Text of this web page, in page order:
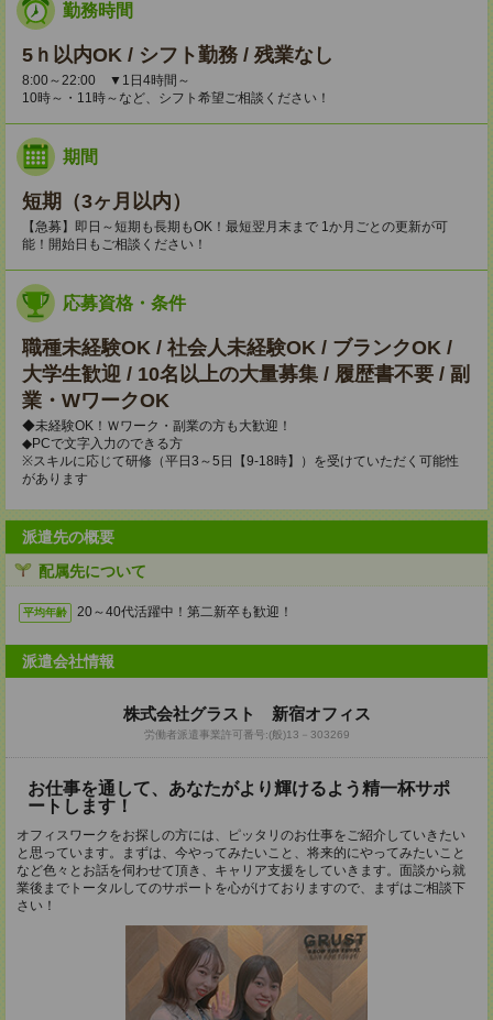
勤務時間
5ｈ以内OK / シフト勤務 / 残業なし
8:00～22:00 ▼1日4時間～
10時～・11時～など、シフト希望ご相談ください！
期間
短期（3ヶ月以内）
【急募】即日～短期も長期もOK！最短翌月末まで 1か月ごとの更新が可
能！開始日もご相談ください！
応募資格・条件
職種未経験OK / 社会人未経験OK / ブランクOK /
大学生歓迎 / 10名以上の大量募集 / 履歴書不要 / 副
業・WワークOK
◆未経験OK！Ｗワーク・副業の方も大歓迎！
◆PCで文字入力のできる方
※スキルに応じて研修（平日3～5日【9-18時】）を受けていただく可能性
があります
派遣先の概要
配属先について
平均年齢 20～40代活躍中！第二新卒も歓迎！
派遣会社情報
株式会社グラスト 新宿オフィス
労働者派遣事業許可番号:(般)13－303269
お仕事を通して、あなたがより輝けるよう精一杯サポ
ートします！
オフィスワークをお探しの方には、ピッタリのお仕事をご紹介していきたい
と思っています。まずは、今やってみたいこと、将来的にやってみたいこと
など色々とお話を伺わせて頂き、キャリア支援をしていきます。面談から就
業後までトータルしてのサポートを心がけておりますので、まずはご相談下
さい！